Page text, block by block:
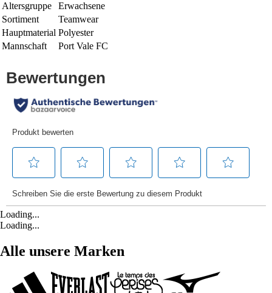
Altersgruppe
Erwachsene
Sortiment
Teamwear
Hauptmaterial Polyester
Mannschaft
Port Vale FC
Loading...
Loading...
Alle unsere Marken